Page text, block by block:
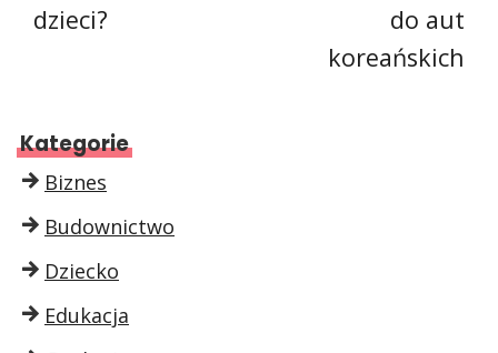
dzieci?
do aut
koreańskich
Kategorie
Biznes
Budownictwo
Dziecko
Edukacja